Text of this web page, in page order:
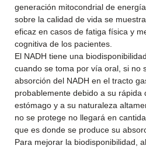
generación mitocondrial de
sobre la calidad de vida se
eficaz en casos de fatiga física y
cognitiva de los pacientes.
El NADH tiene una
cuando se toma por vía oral, si no
absorción del NADH en el tracto
probablemente debido a su rápida
estómago y a su naturaleza
no se protege no llegará en
que es donde se produce su
Para mejorar la biodisponibilidad,